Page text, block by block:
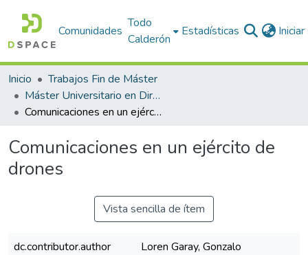
Comunidades
Todo
Calderón
Estadísticas
Inicio
Trabajos Fin de Máster
Máster Universitario en Dirección TIC para la Defensa (MÁSTER DIRETIC). Curso 2021-22
Comunicaciones en un ejército de drones
Comunicaciones en un ejército de
drones
Vista sencilla de ítem
dc.contributor.author
Loren Garay, Gonzalo